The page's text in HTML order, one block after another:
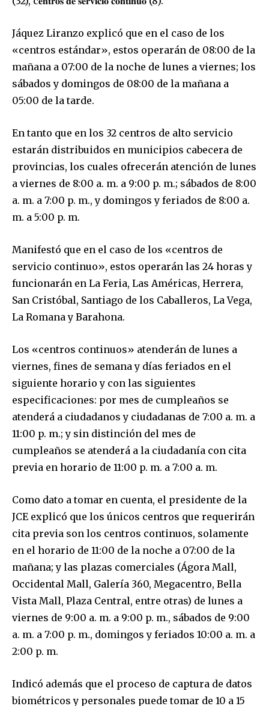
Jáquez Liranzo explicó que en el caso de los
«centros estándar», estos operarán de 08:00 de la
mañana a 07:00 de la noche de lunes a viernes; los
sábados y domingos de 08:00 de la mañana a
05:00 de la tarde.
En tanto que en los 32 centros de alto servicio
estarán distribuidos en municipios cabecera de
provincias, los cuales ofrecerán atención de lunes
a viernes de 8:00 a. m. a 9:00 p. m.; sábados de 8:00
a. m. a 7:00 p. m., y domingos y feriados de 8:00 a.
m. a 5:00 p. m.
Manifestó que en el caso de los «centros de
servicio continuo», estos operarán las 24 horas y
funcionarán en La Feria, Las Américas, Herrera,
San Cristóbal, Santiago de los Caballeros, La Vega,
La Romana y Barahona.
Los «centros continuos» atenderán de lunes a
viernes, fines de semana y días feriados en el
siguiente horario y con las siguientes
especificaciones: por mes de cumpleaños se
atenderá a ciudadanos y ciudadanas de 7:00 a. m. a
11:00 p. m.; y sin distinción del mes de
cumpleaños se atenderá a la ciudadanía con cita
previa en horario de 11:00 p. m. a 7:00 a. m.
Como dato a tomar en cuenta, el presidente de la
JCE explicó que los únicos centros que requerirán
cita previa son los centros continuos, solamente
en el horario de 11:00 de la noche a 07:00 de la
mañana; y las plazas comerciales (Ágora Mall,
Occidental Mall, Galería 360, Megacentro, Bella
Vista Mall, Plaza Central, entre otras) de lunes a
viernes de 9:00 a. m. a 9:00 p. m., sábados de 9:00
a. m. a 7:00 p. m., domingos y feriados 10:00 a. m. a
2:00 p. m.
Indicó además que el proceso de captura de datos
biométricos y personales puede tomar de 10 a 15